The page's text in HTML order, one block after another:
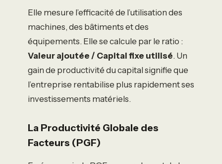
Elle mesure l’efficacité de l’utilisation des
machines, des bâtiments et des
équipements. Elle se calcule par le ratio :
Valeur ajoutée / Capital fixe utilisé. Un
gain de productivité du capital signifie que
l’entreprise rentabilise plus rapidement ses
investissements matériels.
La Productivité Globale des
Facteurs (PGF)